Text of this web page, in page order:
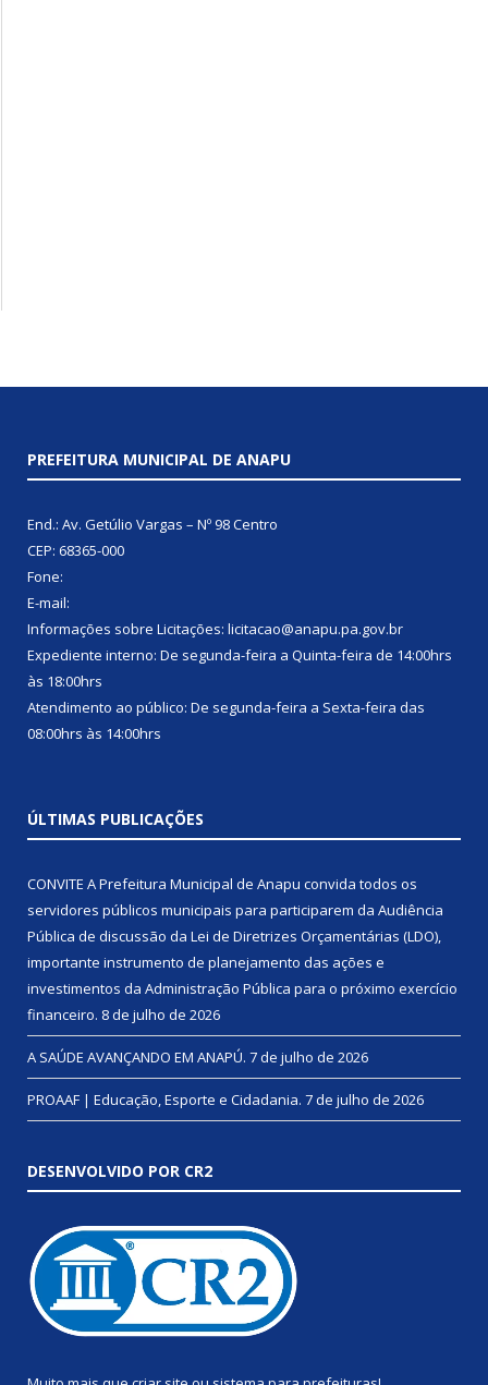
PREFEITURA MUNICIPAL DE ANAPU
End.: Av. Getúlio Vargas – Nº 98 Centro
CEP: 68365-000
Fone:
E-mail:
Informações sobre Licitações: licitacao@anapu.pa.gov.br
Expediente interno: De segunda-feira a Quinta-feira de 14:00hrs
às 18:00hrs
Atendimento ao público: De segunda-feira a Sexta-feira das
08:00hrs às 14:00hrs
ÚLTIMAS PUBLICAÇÕES
CONVITE A Prefeitura Municipal de Anapu convida todos os
servidores públicos municipais para participarem da Audiência
Pública de discussão da Lei de Diretrizes Orçamentárias (LDO),
importante instrumento de planejamento das ações e
investimentos da Administração Pública para o próximo exercício
financeiro. 8 de julho de 2026
A SAÚDE AVANÇANDO EM ANAPÚ. 7 de julho de 2026
PROAAF | Educação, Esporte e Cidadania. 7 de julho de 2026
DESENVOLVIDO POR CR2